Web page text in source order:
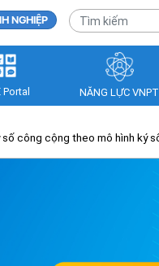
NGHIỆP
Portal NĂNG LỰC VNPT
công cộng theo mô hình ký